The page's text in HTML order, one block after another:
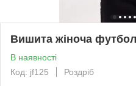
Вишита жіноча
В наявності
Код: jf125
Роздріб